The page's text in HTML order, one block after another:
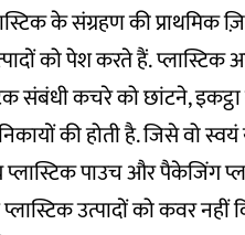
के संग्रहण की प्राथमिक
को पेश करते हैं.
संबंधी कचरे को छांटने,
निकायों की होती है. जिसे वो
पाउच और पैकेजिंग
उत्पादों को कवर